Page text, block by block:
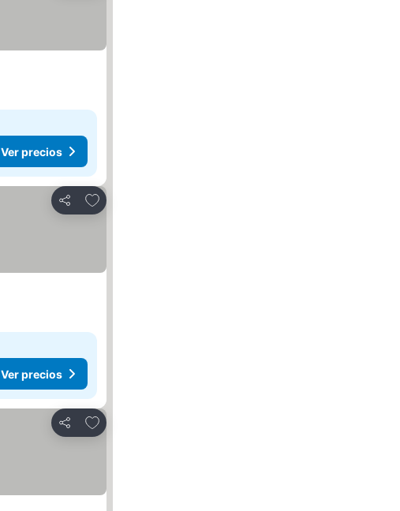
Ver precios
Compartir
Agregar a favoritos
Ver precios
Compartir
Agregar a favoritos